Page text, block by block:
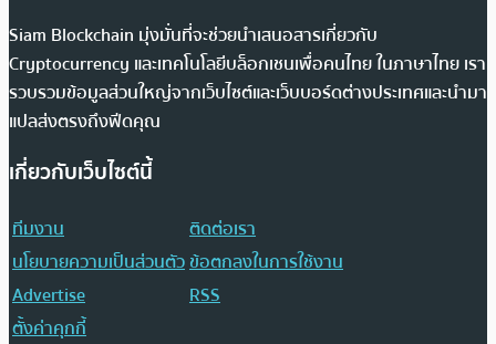
Siam Blockchain มุ่งมั่นที่จะช่วยนำเสนอสารเกี่ยวกับ
Cryptocurrency และเทคโนโลยีบล็อกเชนเพื่อคนไทย ในภาษาไทย เรา
รวบรวมข้อมูลส่วนใหญ่จากเว็บไซต์และเว็บบอร์ดต่างประเทศและนำมา
แปลส่งตรงถึงฟีดคุณ
เกี่ยวกับเว็บไซต์นี้
ทีมงาน
ติดต่อเรา
นโยบายความเป็นส่วนตัวข้อตกลงในการใช้งาน
Advertise
RSS
ตั้งค่าคุกกี้